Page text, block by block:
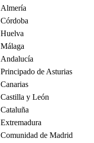
Almería
Córdoba
Huelva
Málaga
Andalucía
Principado de Asturias
Canarias
Castilla y León
Cataluña
Extremadura
Comunidad de Madrid